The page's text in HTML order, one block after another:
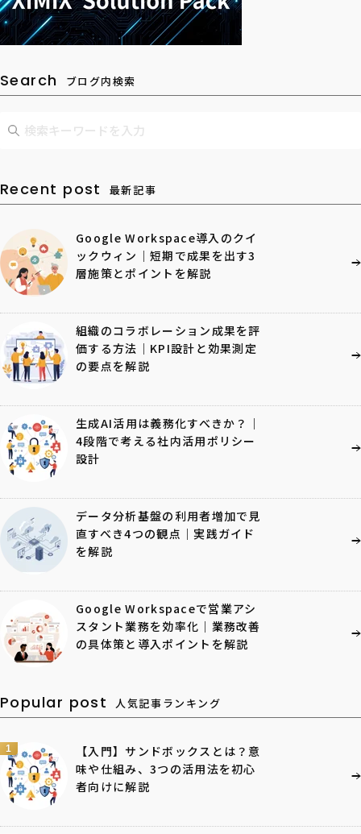
Search ブログ内検索
Recent post 最新記事
Google Workspace導入のクイ
ックウィン｜短期で成果を出す3
層施策とポイントを解説
組織のコラボレーション成果を評
価する方法｜KPI設計と効果測定
の要点を解説
生成AI活用は義務化すべきか？｜
4段階で考える社内活用ポリシー
設計
データ分析基盤の利用者増加で見
直すべき4つの観点｜実践ガイド
を解説
Google Workspaceで営業アシ
スタント業務を効率化｜業務改善
の具体策と導入ポイントを解説
Popular post 人気記事ランキング
1
【入門】サンドボックスとは？意
味や仕組み、3つの活用法を初心
者向けに解説